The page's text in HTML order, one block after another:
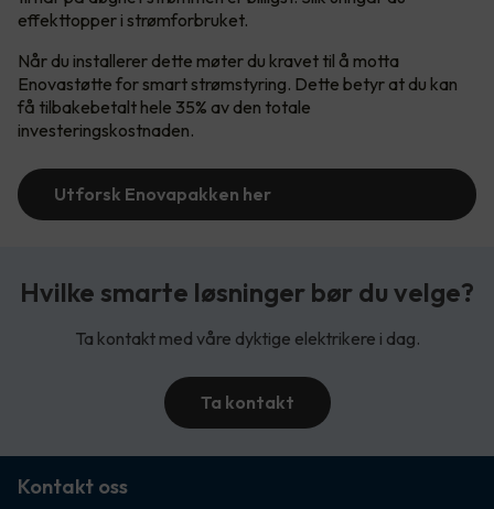
effekttopper i strømforbruket.
Når du installerer dette møter du kravet til å motta
Enovastøtte for smart strømstyring. Dette betyr at du kan
få tilbakebetalt hele 35% av den totale
investeringskostnaden.
Utforsk Enovapakken her
Hvilke smarte løsninger bør du velge?
Ta kontakt med våre dyktige elektrikere i dag.
Ta kontakt
Kontakt oss